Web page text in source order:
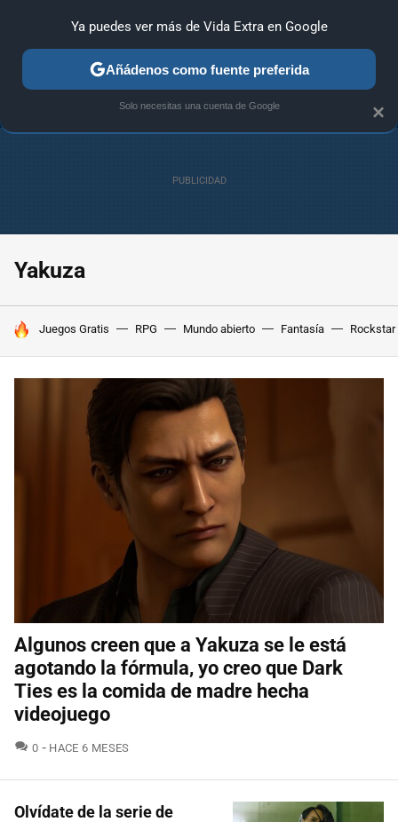
ANÁLISIS GUÍAS Y TRUCOS PC SONY NINTENDO
Yakuza
HOY SE HABLA DE
Juegos Gratis RPG Mundo abierto Fantasía Rockstar
Algunos creen que a Yakuza se le está
agotando la fórmula, yo creo que Dark
Ties es la comida de madre hecha
videojuego
0 COMENTARIOS
HACE 6 MESES
Olvídate de la serie de
×
Ya puedes ver más de Vida Extra en Google
Añádenos como fuente preferida
Solo necesitas una cuenta de Google